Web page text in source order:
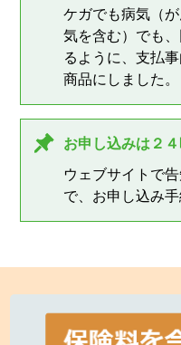
ケガでも病気（
気を含む）でも
るように、支払
商品にしました。
お申し込みは２
ウェブサイトで
で、お申し込み